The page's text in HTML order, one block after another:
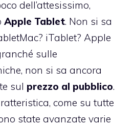
dell’attesissimo,
Apple Tablet. Non si sa
iTablet? Apple
sulle
non si sa ancora
sul prezzo al pubblico.
come su tutte
state avanzate varie